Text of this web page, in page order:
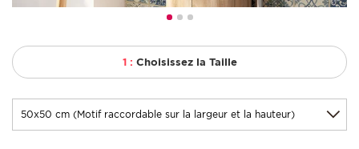
1 : Choisissez la Taille